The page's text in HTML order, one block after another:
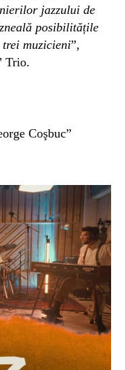
jazzului de
posibilitățile
trei muzicieni”,
Trio.
Coşbuc”